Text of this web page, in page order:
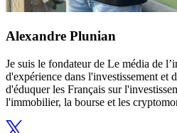
Alexandre Plunian
Je suis le fondateur de Le média de
d'expérience dans l'investissement et
d'éduquer les Français sur
l'immobilier, la bourse et les